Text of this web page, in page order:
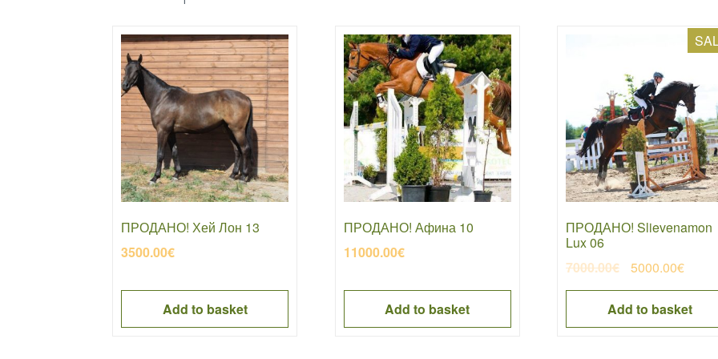
ПРОДАНО! Хей Лон 13
3500.00€
Add to basket
ПРОДАНО! Афина 10
11000.00€
Add to basket
ПРОДАНО! Slievenamon
Lux 06
7000.00€
Original
price
was:
7000.00€.
5000.00€
price
is:
Add to basket